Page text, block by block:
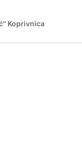
Koprivnica